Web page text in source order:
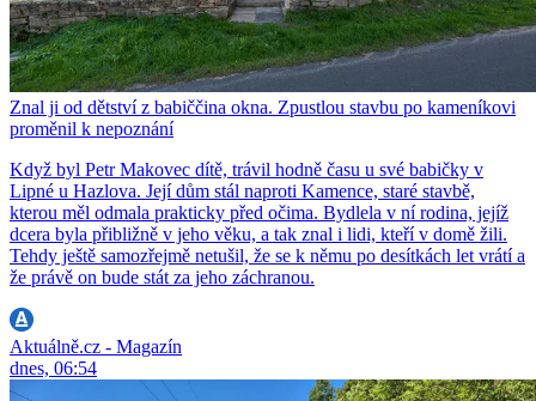
Znal ji od dětství z babiččina okna. Zpustlou stavbu po kameníkovi
proměnil k nepoznání
Když byl Petr Makovec dítě, trávil hodně času u své babičky v
Lipné u Hazlova. Její dům stál naproti Kamence, staré stavbě,
kterou měl odmala prakticky před očima. Bydlela v ní rodina, jejíž
dcera byla přibližně v jeho věku, a tak znal i lidi, kteří v domě žili.
Tehdy ještě samozřejmě netušil, že se k němu po desítkách let vrátí a
že právě on bude stát za jeho záchranou.
Aktuálně.cz - Magazín
dnes, 06:54